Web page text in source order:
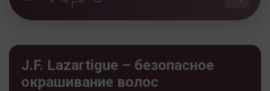
J.F. Lazartigue – безопасное
окрашивание волос